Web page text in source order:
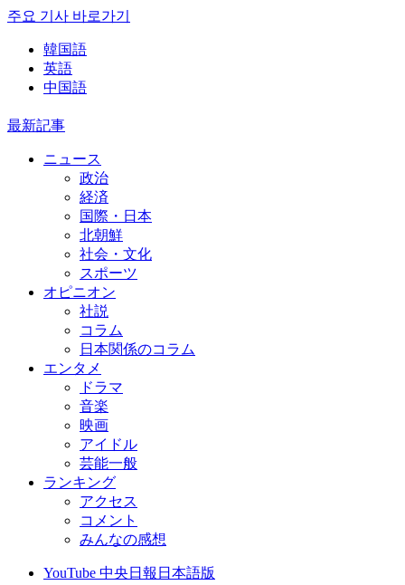
주요 기사 바로가기
韓国語
英語
中国語
最新記事
ニュース
政治
経済
国際・日本
北朝鮮
社会・文化
スポーツ
オピニオン
社説
コラム
日本関係のコラム
エンタメ
ドラマ
音楽
映画
アイドル
芸能一般
ランキング
アクセス
コメント
みんなの感想
YouTube 中央日報日本語版